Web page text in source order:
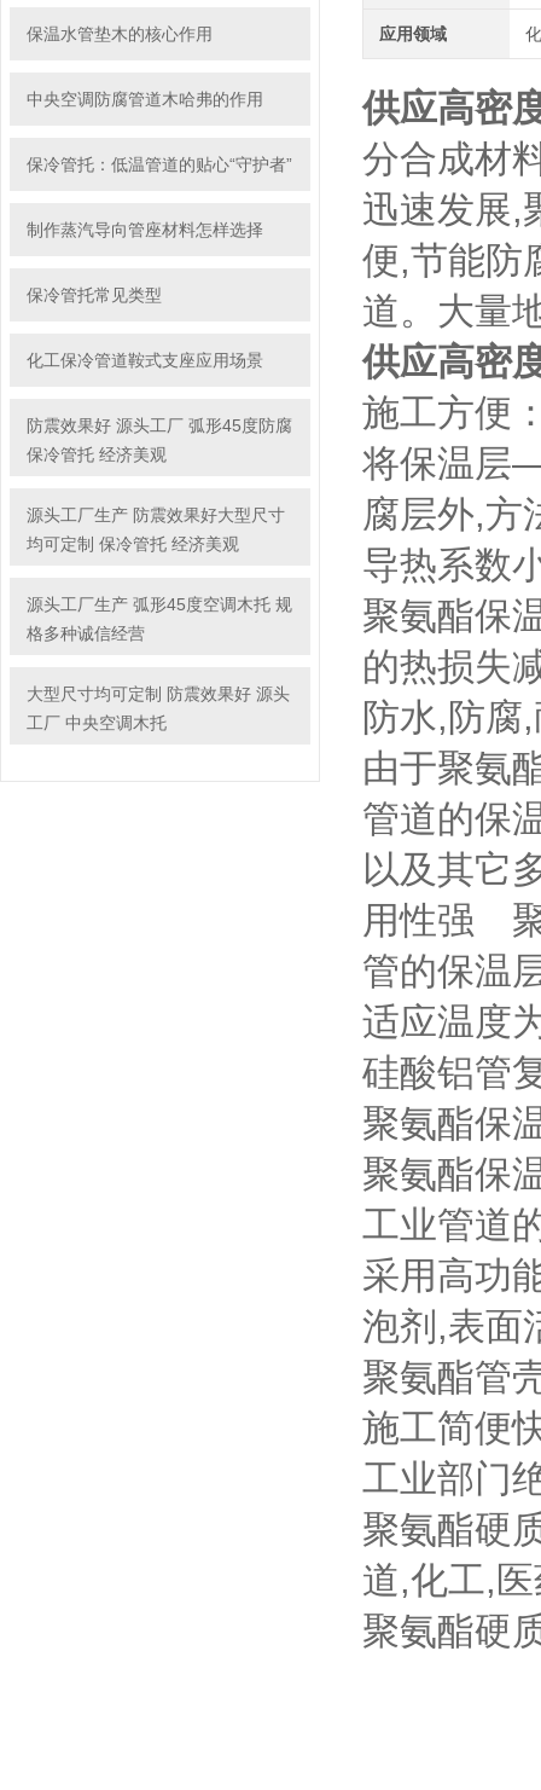
保温水管垫木的核心作用
中央空调防腐管道木哈弗的作用
保冷管托：低温管道的贴心“守护者”
制作蒸汽导向管座材料怎样选择
保冷管托常见类型
化工保冷管道鞍式支座应用场景
防震效果好 源头工厂 弧形45度防腐
保冷管托 经济美观
源头工厂生产 防震效果好大型尺寸
均可定制 保冷管托 经济美观
源头工厂生产 弧形45度空调木托 规
格多种诚信经营
大型尺寸均可定制 防震效果好 源头
工厂 中央空调木托
应用领域
供应高密
分合成材
迅速发展,
便,节能防
道。大量
供应高密
施工方便
将保温层
腐层外,方
导热系数
聚氨酯保
的热损失
防水,防腐
由于聚氨
管道的保
以及其它
用性强
管的保温
适应温度
硅酸铝管
聚氨酯保
聚氨酯保
工业管道
采用高功
泡剂,表面
聚氨酯管
施工简便
工业部门
聚氨酯硬
道,化工,
聚氨酯硬